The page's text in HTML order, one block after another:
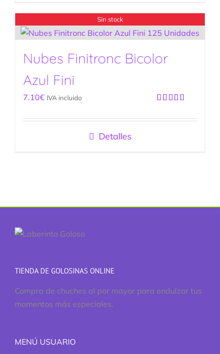
Sin stock
Nubes Finitronc Bicolor
Azul Fini
con5.00de
7.10€ IVA incluido
Detalles
TIENDA DE GOLOSINAS ONLINE
Compra de chuches al por mayor para endulzar tus
momentos más especiales.
MENÚ USUARIO